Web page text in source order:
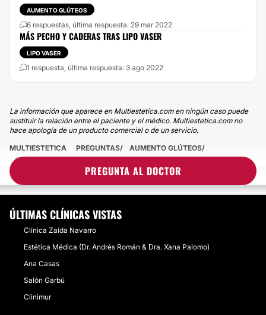
AUMENTO GLÚTEOS
6 respuestas, última respuesta: 29 mar 2022
MÁS PECHO Y CADERAS TRAS LIPO VASER
LIPO VASER
1 respuesta, última respuesta: 3 ago 2022
La información que aparece en Multiestetica.com en ningún caso puede
sustituir la relación entre el paciente y el médico. Multiestetica.com no
hace apología de un producto comercial o de un servicio.
PREGUNTA AL DOCTOR
MULTIESTETICA PREGUNTAS
AUMENTO GLÚTEOS
CULO CON DEFORMIDADES TRAS LIPO VASER CON
TRANSFERENCIA A GLÚTEOS
ÚLTIMAS CLÍNICAS VISTAS
Clínica Zaida Navarro
Estética Médica (Dr. Andrés Román & Dra. Xana Palomo)
Ana Casas
Salón Garbú
Clinimur